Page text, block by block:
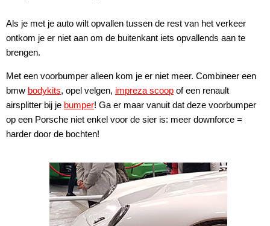
Als je met je auto wilt opvallen tussen de rest van het verkeer
ontkom je er niet aan om de buitenkant iets opvallends aan te
brengen.
Met een voorbumper alleen kom je er niet meer. Combineer een
bmw bodykits, opel velgen, impreza scoop of een renault
airsplitter bij je bumper! Ga er maar vanuit dat deze voorbumper
op een Porsche niet enkel voor de sier is: meer downforce =
harder door de bochten!